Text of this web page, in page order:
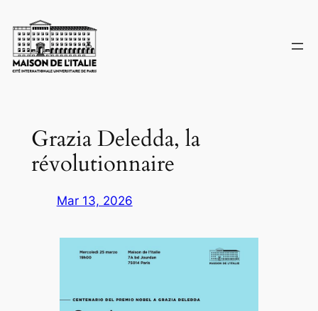
to
content
Grazia Deledda, la
révolutionnaire
Mar 13, 2026